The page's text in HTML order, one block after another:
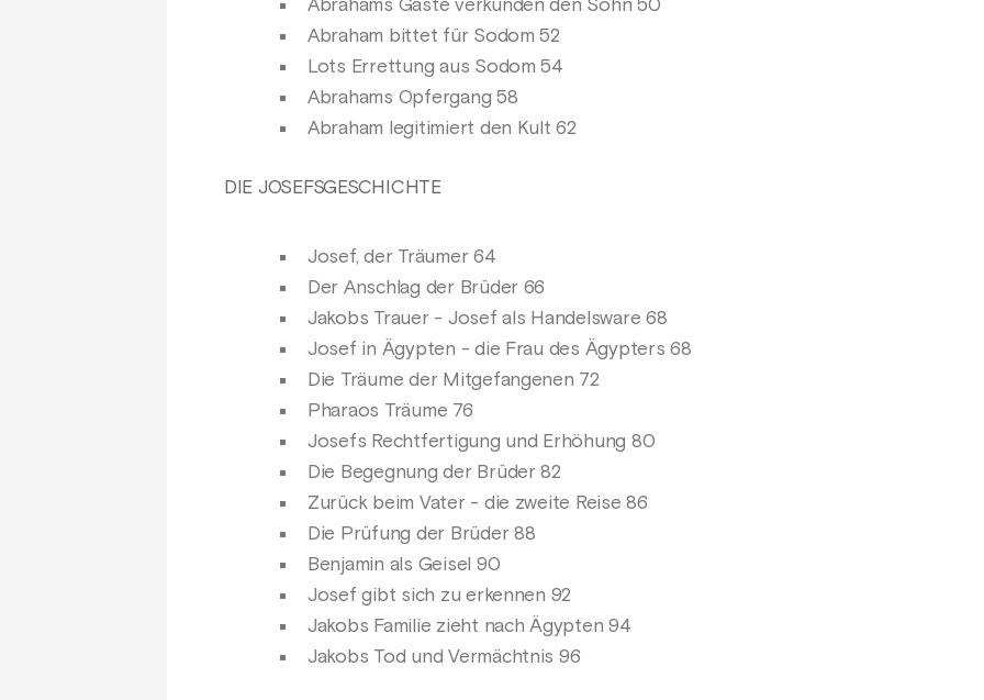
Abrahams Gäste verkünden den Sohn 50
Abraham bittet für Sodom 52
Lots Errettung aus Sodom 54
Abrahams Opfergang 58
Abraham legitimiert den Kult 62
DIE JOSEFSGESCHICHTE
Josef, der Träumer 64
Der Anschlag der Brüder 66
Jakobs Trauer - Josef als Handelsware 68
Josef in Ägypten - die Frau des Ägypters 68
Die Träume der Mitgefangenen 72
Pharaos Träume 76
Josefs Rechtfertigung und Erhöhung 80
Die Begegnung der Brüder 82
Zurück beim Vater - die zweite Reise 86
Die Prüfung der Brüder 88
Benjamin als Geisel 90
Josef gibt sich zu erkennen 92
Jakobs Familie zieht nach Ägypten 94
Jakobs Tod und Vermächtnis 96